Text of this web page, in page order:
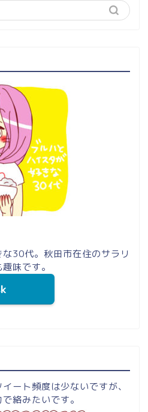
30代。秋田市在住のサラリ
味です。
ート頻度は少ないですが、
絡みたいです。